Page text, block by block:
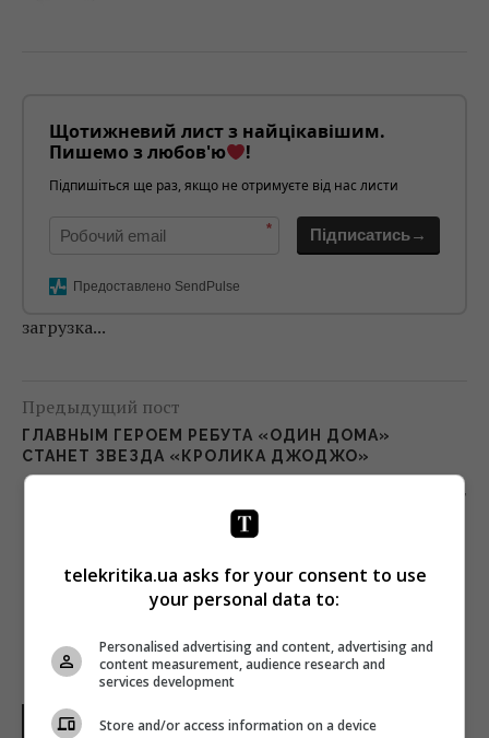
Щотижневий лист з найцікавішим.
Пишемо з любов'ю
!
Підпишіться ще раз, якщо не отримуєте від нас листи
* Підписатись→
Предоставлено SendPulse
загрузка...
Предыдущий пост
ГЛАВНЫМ ГЕРОЕМ РЕБУТА «ОДИН ДОМА»
СТАНЕТ ЗВЕЗДА «КРОЛИКА ДЖОДЖО»
Следующий пост
1+1 MEDIA И «КИЕВСТАР» ЗАПУСКАЮТ
НОВОСТИ МИРА
telekritika.ua asks for your consent to use
your personal data to:
Personalised advertising and content, advertising and
content measurement, audience research and
services development
Store and/or access information on a device